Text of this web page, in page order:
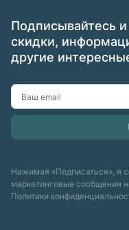
Подписывайтесь
скидки,
другие
Нажимая «Подписаться», я
маркетинговые сообщения
Политики